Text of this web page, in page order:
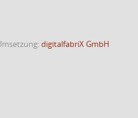
digitalfabriX GmbH